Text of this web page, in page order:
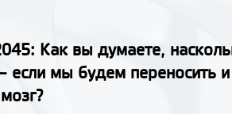
Как вы думаете,
если мы будем переносить